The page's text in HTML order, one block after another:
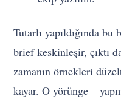
Tutarlı yapıldığında
brief keskinleşir, çıktı
zamanın örnekleri
kayar. O yörünge –